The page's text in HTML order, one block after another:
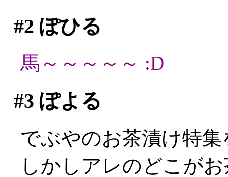
#2 ぽひる
馬～～～～～ :D
#3 ぽよる
でぶやのお茶漬け特集
しかしアレのどこが